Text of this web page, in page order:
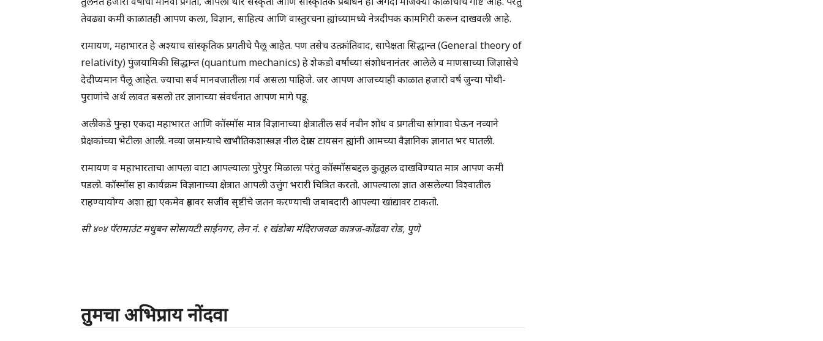
तेवढ्या कमी काळातही आपण कला, विज्ञान, साहित्य आणि वास्तुरचना ह्यांच्यामध्ये नेत्रदीपक कामगिरी करून दाखवली आहे.
रामायण, महाभारत हे अश्याच सांस्कृतिक प्रगतीचे पैलू आहेत. पण तसेच उत्क्रांतिवाद, सापेक्षता सिद्धान्त (General theory of
relativity) पुंजयामिकी सिद्धान्त (quantum mechanics) हे शेकडो वर्षांच्या संशोधनानंतर आलेले व माणसाच्या जिज्ञासेचे
देदीप्यमान पैलू आहेत. ज्याचा सर्व मानवजातीला गर्व असला पाहिजे. जर आपण आजच्याही काळात हजारो वर्ष जुन्या पोथी-
पुराणांचे अर्थ लावत बसलो तर ज्ञानाच्या संवर्धनात आपण मागे पडू.
अलीकडे पुन्हा एकदा महाभारत आणि कॉस्मॉस मात्र विज्ञानाच्या क्षेत्रातील सर्व नवीन शोध व प्रगतीचा सांगावा घेऊन नव्याने
प्रेक्षकांच्या भेटीला आली. नव्या जमान्याचे खभौतिकशास्त्रज्ञ नील देग्रास टायसन ह्यांनी आमच्या वैज्ञानिक ज्ञानात भर घातली.
रामायण व महाभारताचा आपला वाटा आपल्याला पुरेपुर मिळाला परंतु कॉस्मॉसबद्दल कुतूहल दाखविण्यात मात्र आपण कमी
पडलो. कॉस्मॉस हा कार्यक्रम विज्ञानाच्या क्षेत्रात आपली उत्तुंग भरारी चित्रित करतो. आपल्याला ज्ञात असलेल्या विश्वातील
राहण्यायोग्य अशा ह्या एकमेव ग्रहावर सजीव सृष्टीचे जतन करण्याची जबाबदारी आपल्या खांद्यावर टाकतो.
सी ४०४ पॅरामाउंट मधुबन सोसायटी साईनगर, लेन नं. १ खंडोबा मंदिराजवळ कात्रज-कोंढवा रोड, पुणे
तुमचा अभिप्राय नोंदवा